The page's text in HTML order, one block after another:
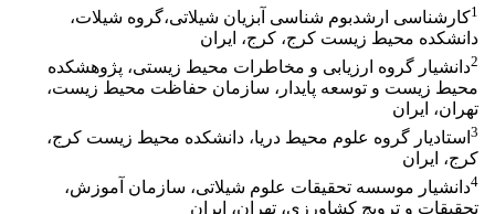
1کارشناسی ارشدبوم شناسی آبزیان شیلاتی،گروه شیلات،
دانشکده محیط زیست کرج، کرج، ایران
2دانشیار گروه ارزیابی و مخاطرات محیط زیستی، پژوهشکده
محیط زیست و توسعه پایدار، سازمان حفاظت محیط زیست،
تهران، ایران
3 استادیار گروه علوم محیط دریا، دانشکده محیط زیست کرج،
کرج، ایران
4دانشیار موسسه تحقیقات علوم شیلاتی، سازمان آموزش،
تحقیقات و ترویج کشاورزی، تهران، ایران